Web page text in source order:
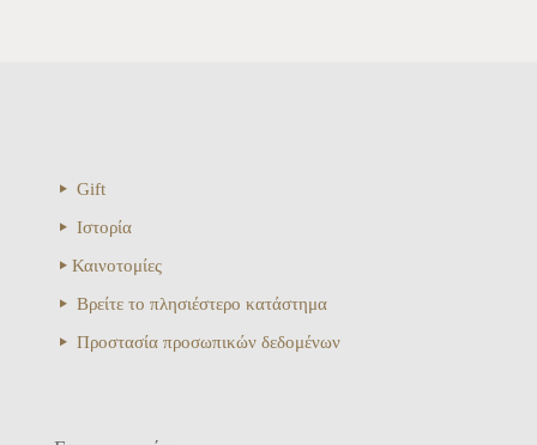
Gift
Ιστορία
Καινοτομίες
Βρείτε το πλησιέστερο κατάστημα
Προστασία προσωπικών δεδομένων